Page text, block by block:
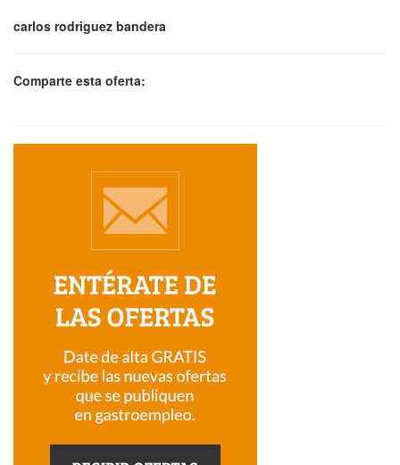
carlos rodriguez bandera
Comparte esta oferta: